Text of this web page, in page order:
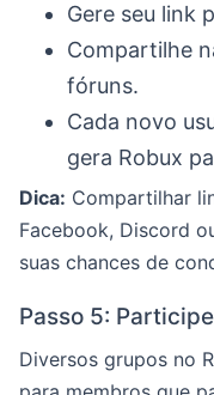
Gere seu link
Compartilhe
fóruns.
Cada novo
gera Robux
Dica: Compartilhar
Facebook, Discord
suas chances de
Passo 5:
Diversos grupos no